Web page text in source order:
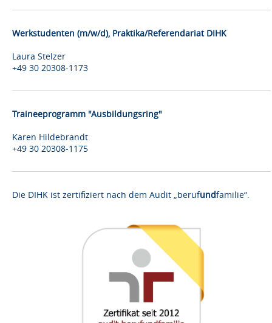
Werkstudenten (m/w/d), Praktika/Referendariat DIHK
Laura Stelzer
+49 30 20308-1173
Traineeprogramm "Ausbildungsring"
Karen Hildebrandt
+49 30 20308-1175
Die DIHK ist zertifiziert nach dem Audit „berufundfamilie“.